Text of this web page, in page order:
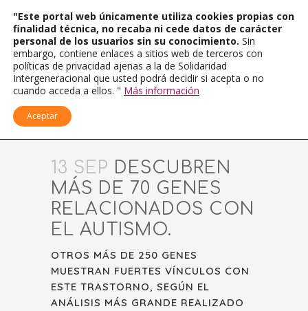
13 SEP DESCUBREN
MÁS DE 70 GENES
RELACIONADOS CON
EL AUTISMO.
OTROS MÁS DE 250 GENES
MUESTRAN FUERTES VÍNCULOS CON
ESTE TRASTORNO, SEGÚN EL
ANÁLISIS MÁS GRANDE REALIZADO
"Este portal web únicamente utiliza cookies propias con
finalidad técnica, no recaba ni cede datos de carácter
personal de los usuarios sin su conocimiento. Sin
embargo, contiene enlaces a sitios web de terceros con
políticas de privacidad ajenas a la de Solidaridad
Intergeneracional que usted podrá decidir si acepta o no
cuando acceda a ellos. " Más información
Aceptar